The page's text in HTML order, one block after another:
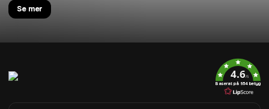
Se mer
4.6/5
Baserat på 954 betyg